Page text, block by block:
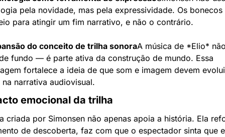
pela novidade, mas pela expressividade. Os
para atingir um fim narrativo, e não o contrário.
do conceito de trilha sonoraA música de *Elio*
fundo — é parte ativa da construção de mundo. Essa
fortalece a ideia de que som e imagem devem
na narrativa audiovisual.
emocional da trilha
criada por Simonsen não apenas apoia a história. Ela
de descoberta, faz com que o espectador sinta que